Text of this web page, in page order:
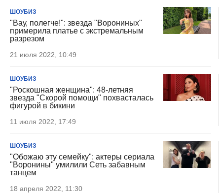
ШОУБИЗ
"Вау, полегче!": звезда "Ворониных"
примерила платье с экстремальным
разрезом
21 июля 2022, 10:49
ШОУБИЗ
"Роскошная женщина": 48-летняя
звезда "Скорой помощи" похвасталась
фигурой в бикини
11 июля 2022, 17:49
ШОУБИЗ
"Обожаю эту семейку": актеры сериала
"Воронины" умилили Сеть забавным
танцем
18 апреля 2022, 11:30